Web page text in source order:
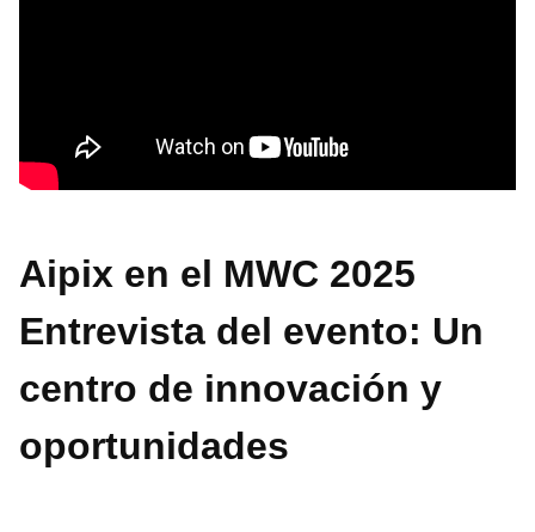
Aipix en el MWC 2025
Entrevista del evento: Un
centro de innovación y
oportunidades